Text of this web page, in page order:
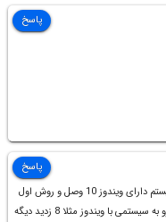
پاسخ
نکته: هارد تون رو به یک سیستم دارای ویندوز 10 وصل و روش اول
را انجام بدید. بعد اگر هارد رو به سیستمی با ویندوز مثلا 8 زدید دیگه
پاسخ